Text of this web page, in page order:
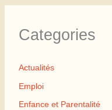
Categories
Actualités
Emploi
Enfance et Parentalité